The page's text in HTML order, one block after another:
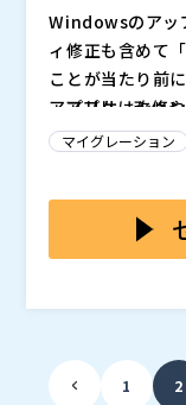
※共催、協賛、協
れる可能性があ
Windowsのアッ
ィ修正も含めて
ことが当たり前
ーアプリは改修
びに互換性影響
調整に取られて
起きています。
アプリケーショ
ッチ適用を都度
証→配布→問い
り、作業が積み
デートの影響を
え方と進め方を
ど、DX化に取り
まで踏み込んで
との違いや導入
株式会社オープ
※共催、協賛、
れる可能性があ
マイグレーション
1 2